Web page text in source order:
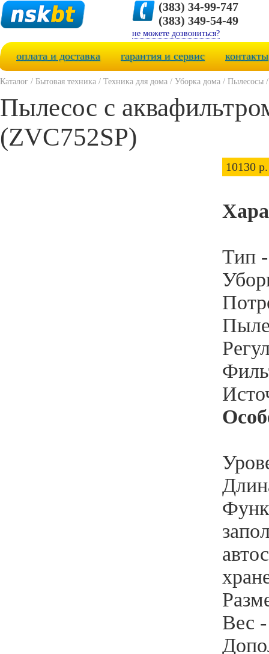
(383) 34-99-747
(383) 349-54-49
не можете дозвониться?
оплата и доставка гарантия и сервис контакты
Каталог / Бытовая техника / Техника для дома / Уборка дома / Пылесосы
Пылесос с
(ZVC752SP)
10130 р.
Тип
Вес